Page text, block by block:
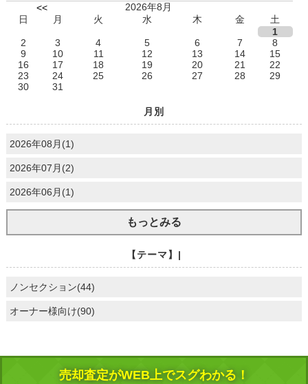
<<
2026年8月
日
月 火 水 木 金
土
1
2
3 4 5 6 7
8
9
10 11 12 13 14
15
16
17 18 19 20 21
22
23
24 25 26 27 28
29
30
31
月別
2026年08月(1)
2026年07月(2)
2026年06月(1)
もっとみる
【テーマ】|
ノンセクション(44)
オーナー様向け(90)
売却査定がWEB上でスグわかる！